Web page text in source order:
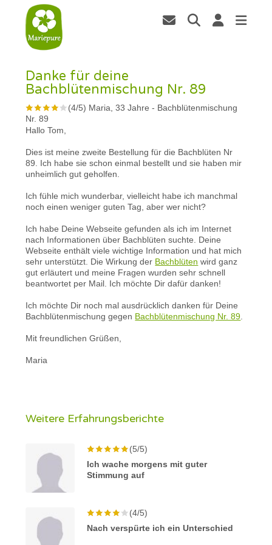
Danke für deine
Bachblütenmischung Nr. 89
(4/5) Maria, 33 Jahre - Bachblütenmischung
Nr. 89
Hallo Tom,
Dies ist meine zweite Bestellung für die Bachblüten Nr
89. Ich habe sie schon einmal bestellt und sie haben mir
unheimlich gut geholfen.
Ich fühle mich wunderbar, vielleicht habe ich manchmal
noch einen weniger guten Tag, aber wer nicht?
Ich habe Deine Webseite gefunden als ich im Internet
nach Informationen über Bachblüten suchte. Deine
Webseite enthält viele wichtige Information und hat mich
sehr unterstützt. Die Wirkung der Bachblüten wird ganz
gut erläutert und meine Fragen wurden sehr schnell
beantwortet per Mail. Ich möchte Dir dafür danken!
Ich möchte Dir noch mal ausdrücklich danken für Deine
Bachblütenmischung gegen Bachblütenmischung Nr. 89
Mit freundlichen Grüßen,
Maria
Weitere Erfahrungsberichte
(5/5)
Ich wache morgens mit guter
Stimmung auf
(4/5)
Nach verspürte ich ein Unterschied